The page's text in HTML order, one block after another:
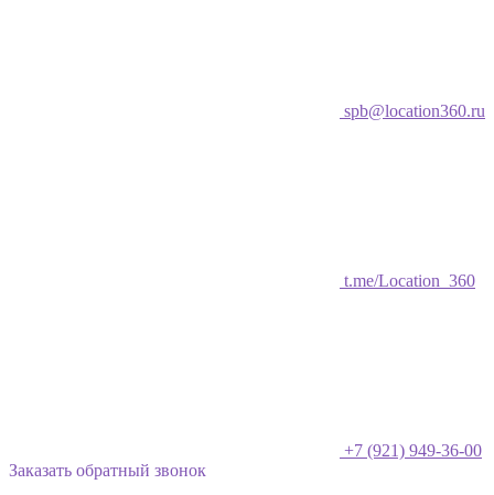
spb@location360.ru
t.me/Location_360
+7 (921) 949-36-00
Заказать обратный звонок